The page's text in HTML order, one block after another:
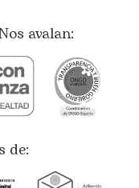
avalan:
de: